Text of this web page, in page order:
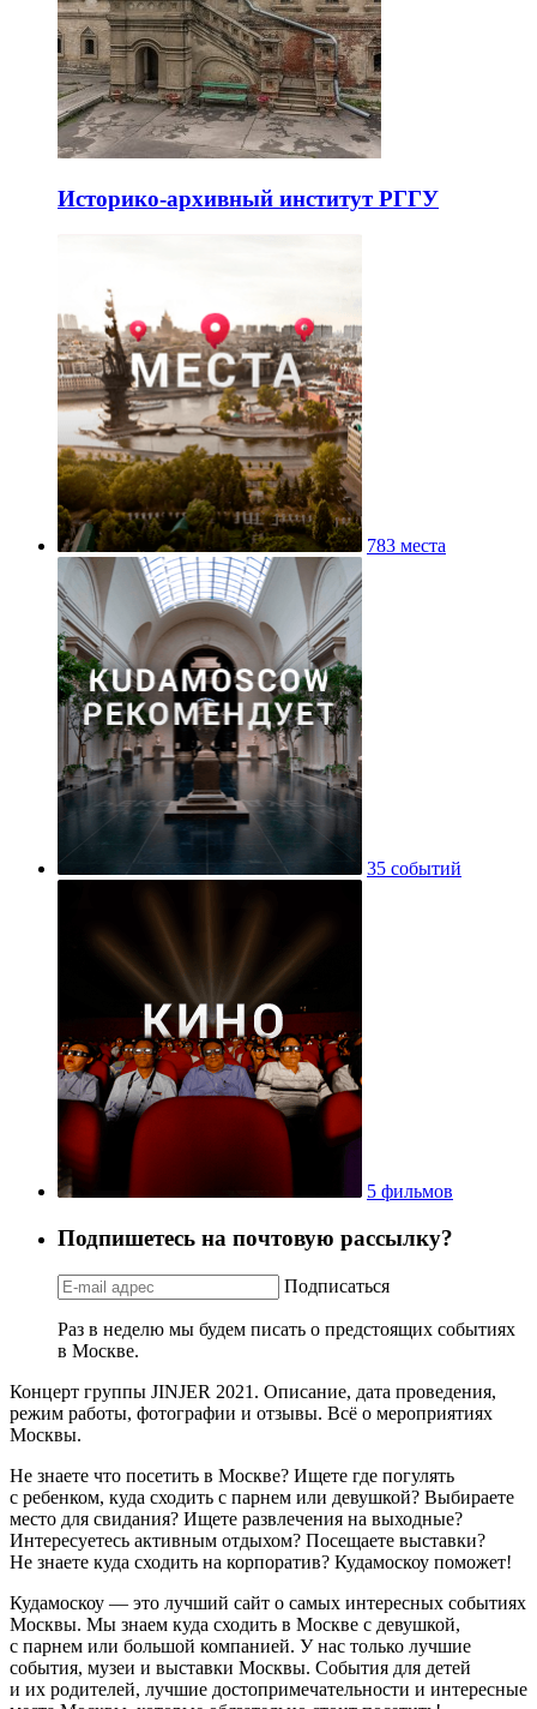
Историко-архивный институт РГГУ
783 места
35 событий
5 фильмов
Подпишетесь на почтовую рассылку?
Подписаться
Раз в неделю мы будем писать о предстоящих событиях
в Москве.
Концерт группы JINJER 2021. Описание, дата проведения,
режим работы, фотографии и отзывы. Всё о мероприятиях
Москвы.
Не знаете что посетить в Москве? Ищете где погулять
с ребенком, куда сходить с парнем или девушкой? Выбираете
место для свидания? Ищете развлечения на выходные?
Интересуетесь активным отдыхом? Посещаете выставки?
Не знаете куда сходить на корпоратив? Кудамоскоу поможет!
Кудамоскоу — это лучший сайт о самых интересных событиях
Москвы. Мы знаем куда сходить в Москве с девушкой,
с парнем или большой компанией. У нас только лучшие
события, музеи и выставки Москвы. События для детей
и их родителей, лучшие достопримечательности и интересные